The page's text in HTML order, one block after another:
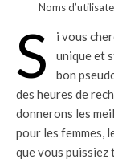
Noms
S
i vous
unique et
bon
des heures de
donnerons les
pour les femmes,
que vous